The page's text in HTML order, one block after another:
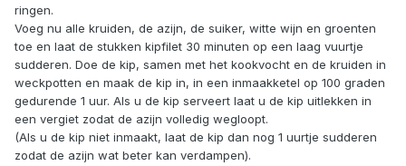
ringen.
Voeg nu alle kruiden, de azijn, de suiker, witte wijn en groenten
toe en laat de stukken kipfilet 30 minuten op een laag vuurtje
sudderen. Doe de kip, samen met het kookvocht en de kruiden in
weckpotten en maak de kip in, in een inmaakketel op 100 graden
gedurende 1 uur. Als u de kip serveert laat u de kip uitlekken in
een vergiet zodat de azijn volledig wegloopt.
(Als u de kip niet inmaakt, laat de kip dan nog 1 uurtje sudderen
zodat de azijn wat beter kan verdampen).